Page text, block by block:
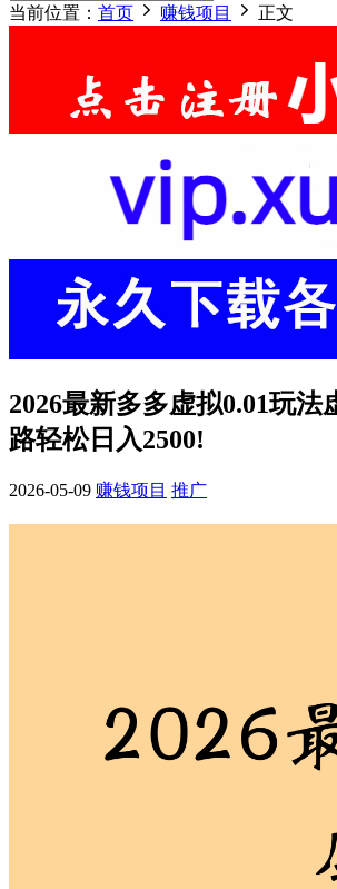
当前位置： 首页 赚钱项目 正文
2026最新多多虚拟0.01玩法
路轻松日入2500!
2026-05-09 赚钱项目 推广